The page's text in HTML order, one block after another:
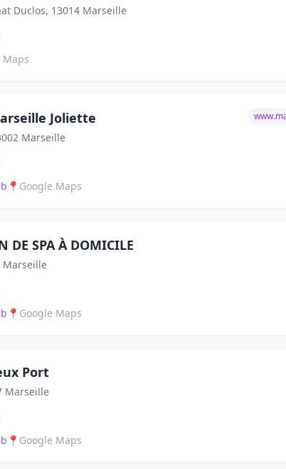
Duclos, 13014 Marseille
Maps
Joliette
Marseille
📍 Google Maps
DE SPA À DOMICILE
Marseille
📍 Google Maps
Port
Marseille
📍 Google Maps